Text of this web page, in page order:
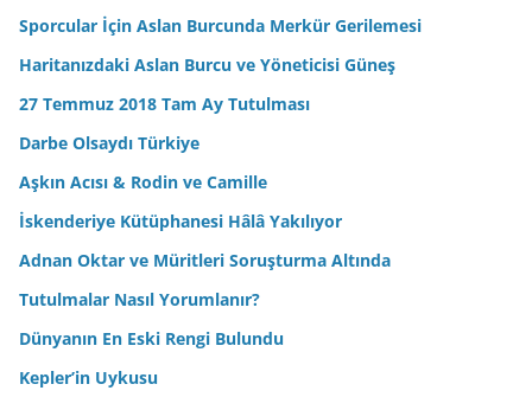
Sporcular İçin Aslan Burcunda Merkür Gerilemesi
Haritanızdaki Aslan Burcu ve Yöneticisi Güneş
27 Temmuz 2018 Tam Ay Tutulması
Darbe Olsaydı Türkiye
Aşkın Acısı & Rodin ve Camille
İskenderiye Kütüphanesi Hâlâ Yakılıyor
Adnan Oktar ve Müritleri Soruşturma Altında
Tutulmalar Nasıl Yorumlanır?
Dünyanın En Eski Rengi Bulundu
Kepler’in Uykusu